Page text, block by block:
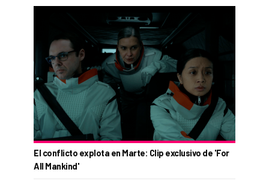
El conflicto explota en Marte: Clip exclusivo de 'For
All Mankind'